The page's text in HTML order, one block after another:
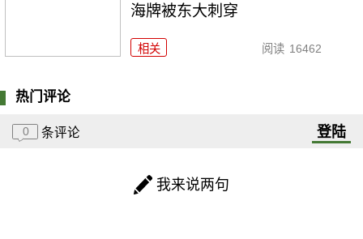
海牌被东大刺穿
相关 阅读 16462
热门评论
0 条评论 登陆
我来说两句